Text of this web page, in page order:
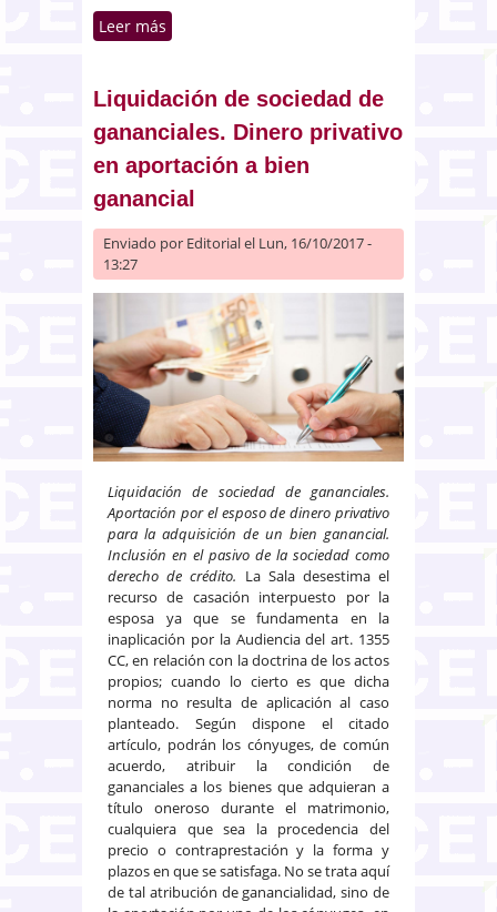
Leer más
Liquidación de sociedad de
gananciales. Dinero privativo
en aportación a bien
ganancial
Enviado por Editorialel Lun, 16/10/2017 -
13:27
Liquidación de sociedad de gananciales.
Aportación por el esposo de dinero privativo
para la adquisición de un bien ganancial.
Inclusión en el pasivo de la sociedad como
derecho de crédito. La Sala desestima el
recurso de casación interpuesto por la
esposa ya que se fundamenta en la
inaplicación por la Audiencia del art. 1355
CC, en relación con la doctrina de los actos
propios; cuando lo cierto es que dicha
norma no resulta de aplicación al caso
planteado. Según dispone el citado
artículo, podrán los cónyuges, de común
acuerdo, atribuir la condición de
gananciales a los bienes que adquieran a
título oneroso durante el matrimonio,
cualquiera que sea la procedencia del
precio o contraprestación y la forma y
plazos en que se satisfaga. No se trata aquí
de tal atribución de ganancialidad, sino de